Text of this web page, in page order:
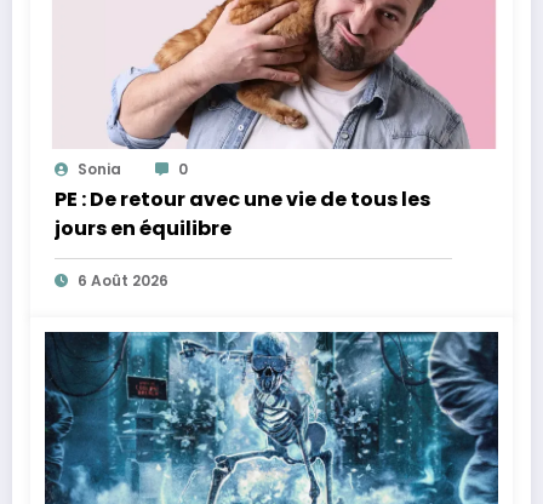
Sonia 0
PE : De retour avec une vie de tous les
jours en équilibre
6 Août 2026